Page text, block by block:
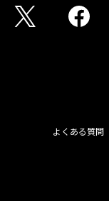
よくある質問